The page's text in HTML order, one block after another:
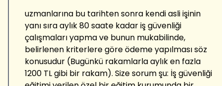
uzmanlarına bu tarihten sonra kendi asli işinin
yanı sıra aylık 80 saate kadar iş güvenliği
çalışmaları yapma ve bunun mukabilinde,
belirlenen kriterlere göre ödeme yapılması söz
konusudur (Bugünkü rakamlarla aylık en fazla
1200 TL gibi bir rakam). Size sorum şu: İş güvenliği